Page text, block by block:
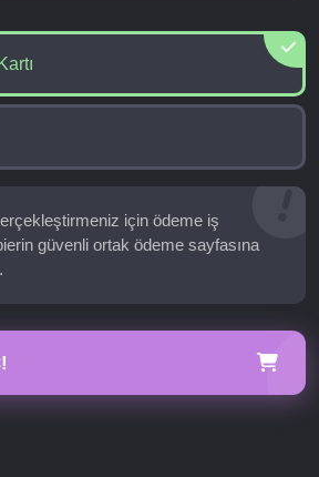
için ödeme iş
güvenli ortak ödeme sayfasına